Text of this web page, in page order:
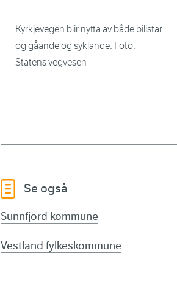
Kyrkjevegen blir nytta av både bilistar
og gåande og syklande. Foto:
Statens vegvesen
Se også
Sunnfjord kommune
Vestland fylkeskommune